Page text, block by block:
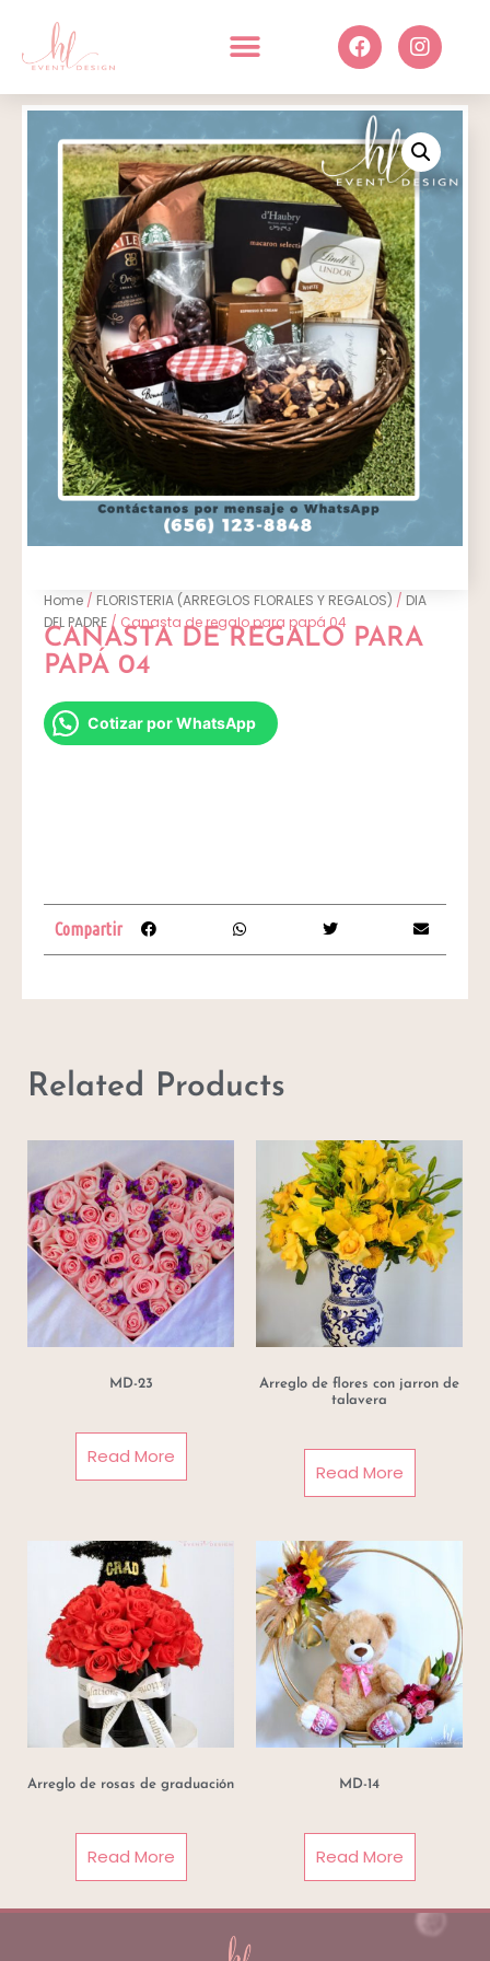
Home / FLORISTERIA (ARREGLOS FLORALES Y REGALOS) / DIA
DEL PADRE / Canasta de regalo para papá 04
CANASTA DE REGALO PARA
PAPÁ 04
Cotizar por WhatsApp
Compartir
Related Products
MD-23
Read More
Arreglo de flores con jarron de
talavera
Read More
Arreglo de rosas de graduación
Read More
MD-14
Read More